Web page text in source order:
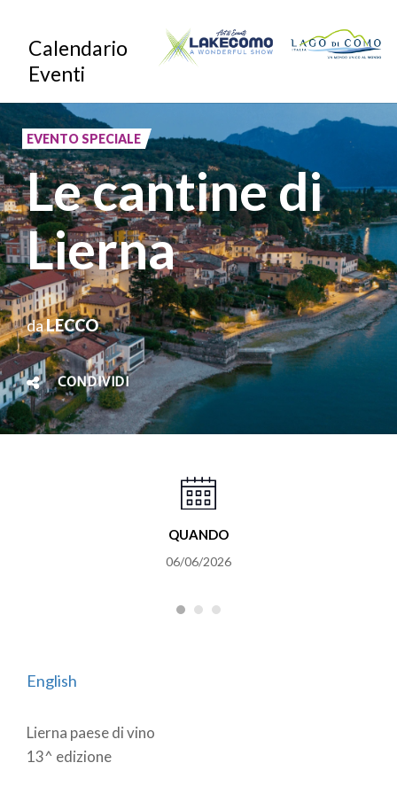
contenuto
principale
Calendario
Eventi
EVENTO SPECIALE
Le cantine di
Lierna
daLECCO
CONDIVIDI
QUANDO
06/06/2026
English
Lierna paese di vino
13^ edizione